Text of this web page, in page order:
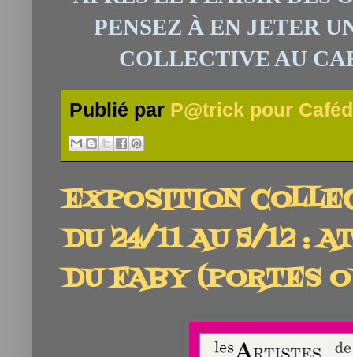
PENSEZ À EN JETER
COLLECTIVE AU
Publié par P@trick pour
EXPOSITION
DU 24/11 AU 5/12 :
DU FABY (PORTES